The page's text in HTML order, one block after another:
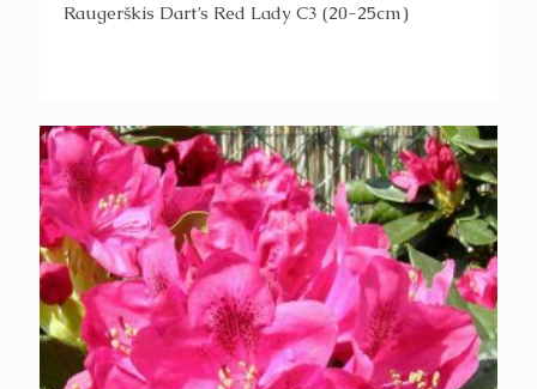
Raugerškis Dart’s Red Lady C3 (20-25cm)